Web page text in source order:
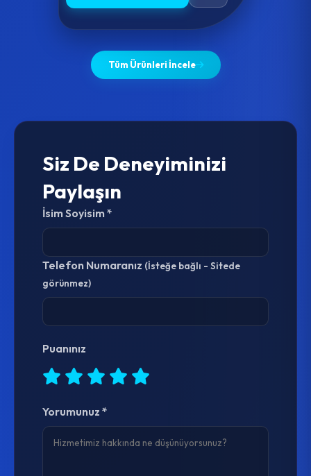
Tüm Ürünleri İncele
Siz De Deneyiminizi
Paylaşın
İsim Soyisim *
Telefon Numaranız (İsteğe bağlı - Sitede
görünmez)
Puanınız
Yorumunuz *